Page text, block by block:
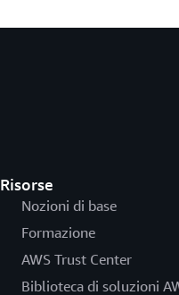
Risorse
Nozioni di base
Formazione
AWS Trust Center
Biblioteca di soluzioni